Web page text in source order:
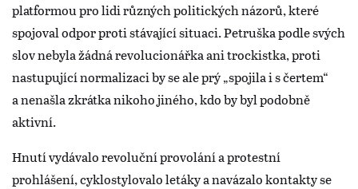
platformou pro lidi různých politických názorů, které
spojoval odpor proti stávající situaci. Petruška podle svých
slov nebyla žádná revolucionářka ani trockistka, proti
nastupující normalizaci by se ale prý „spojila i s čertem“
a nenašla zkrátka nikoho jiného, kdo by byl podobně
aktivní.
Hnutí vydávalo revoluční provolání a protestní
prohlášení, cyklostylovalo letáky a navázalo kontakty se